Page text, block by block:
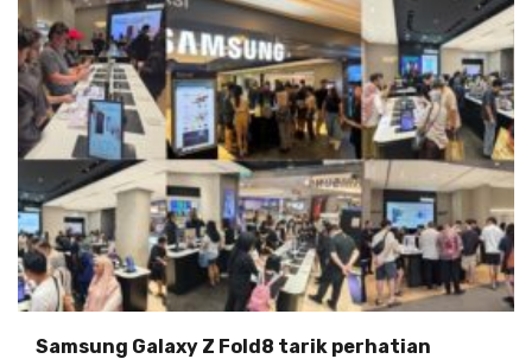
Samsung Galaxy Z Fold8 tarik perhatian